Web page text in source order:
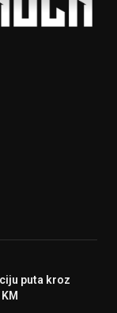
puta kroz